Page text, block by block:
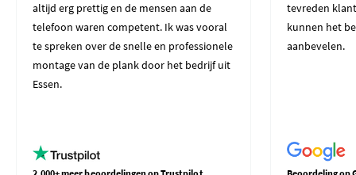
altijd erg prettig en de mensen aan de
telefoon waren competent. Ik was vooral
te spreken over de snelle en professionele
montage van de plank door het bedrijf uit
Essen.
tevreden
kunnen het
aanbevelen.